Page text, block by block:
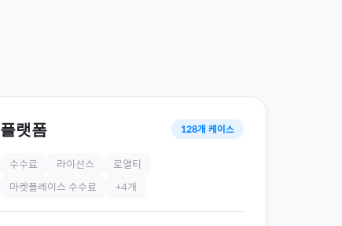
플랫폼 128개 케이스
수수료 라이선스
로열티
마켓플레이스 수수료
+4개